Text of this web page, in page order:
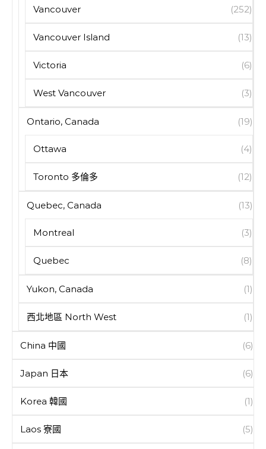
Vancouver (252)
Vancouver Island (13)
Victoria (6)
West Vancouver (3)
Ontario, Canada (19)
Ottawa (4)
Toronto 多倫多 (12)
Quebec, Canada (13)
Montreal (3)
Quebec (8)
Yukon, Canada (1)
西北地區 North West (1)
China 中國 (6)
Japan 日本 (6)
Korea 韓國 (1)
Laos 寮國 (5)